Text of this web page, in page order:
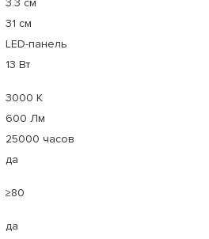
3.3 см
31 см
LED-панель
13 Вт
3000 K
600 Лм
25000 часов
да
≥80
да